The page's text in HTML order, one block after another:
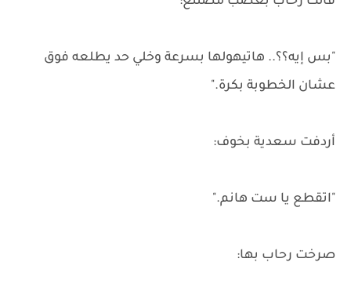
"بس إيه؟؟.. هاتيهولها بسرعة وخلي حد يطلعه فوق
عشان الخطوبة بكرة."
أردفت سعدية بخوف:
"اتقطع يا ست هانم."
صرخت رحاب بها: